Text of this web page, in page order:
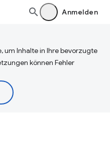
Anmelden
um Inhalte in Ihre bevorzugte
können Fehler